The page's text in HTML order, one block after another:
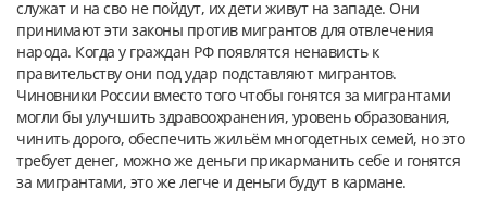
служат и на сво не пойдут, их дети живут на западе. Они
принимают эти законы против мигрантов для отвлечения
народа. Когда у граждан РФ появлятся ненависть к
правительству они под удар подставляют мигрантов.
Чиновники России вместо того чтобы гонятся за мигрантами
могли бы улучшить здравоохранения, уровень образования,
чинить дорого, обеспечить жильём многодетных семей, но это
требует денег, можно же деньги прикарманить себе и гонятся
за мигрантами, это же легче и деньги будут в кармане.